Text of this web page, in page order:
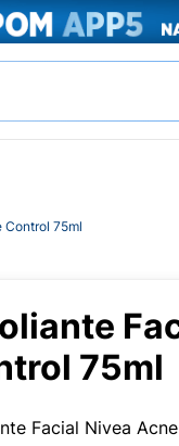
Control 75ml
75ml
Facial Nivea